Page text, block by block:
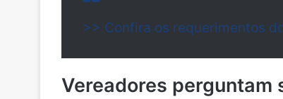
>> Confira os requerimentos
Vereadores perguntam